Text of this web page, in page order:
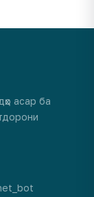
асар ба